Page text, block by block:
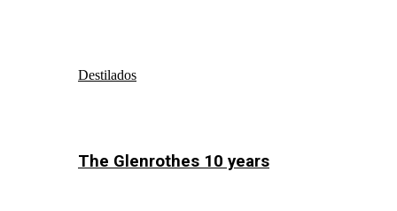
Destilados
The Glenrothes 10 years